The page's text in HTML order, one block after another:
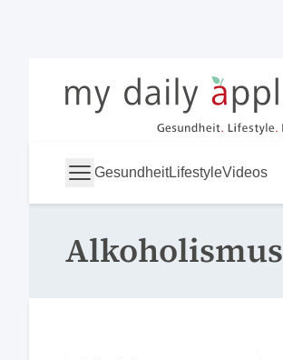
My Daily Apple
GesundheitLifestyleVideos
Alkoholismus